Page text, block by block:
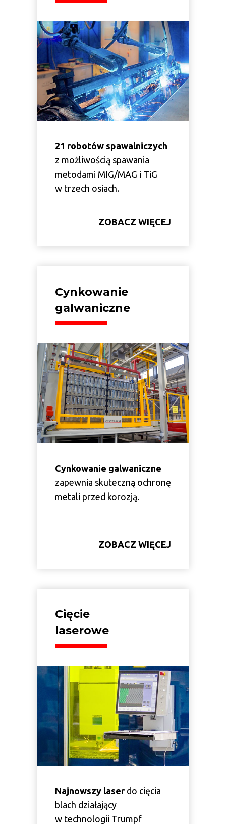
21 robotów spawalniczych
z możliwością spawania
metodami MIG/MAG i TiG
w trzech osiach.
ZOBACZ WIĘCEJ
Cynkowanie
galwaniczne
Cynkowanie galwaniczne
zapewnia skuteczną ochronę
metali przed korozją.
ZOBACZ WIĘCEJ
Cięcie
laserowe
Najnowszy laserdo cięcia
blach działający
w technologii Trumpf